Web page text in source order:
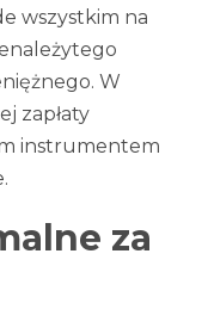
wszystkim na
W
zapłaty
instrumentem
za